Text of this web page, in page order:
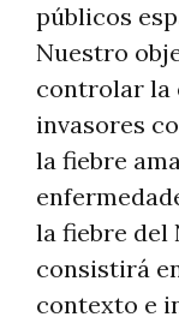
públicos
Nuestro
controlar la
invasores
la fiebre
la fiebre del
consistirá
contexto e